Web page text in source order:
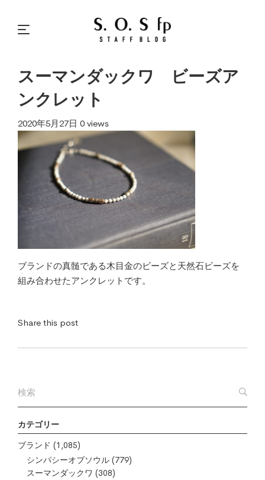
カテゴリー
ブランド (1,085)
シンパシーオブソウル (779)
スーマンダックワ (308)
スーマンダックワ ビーズア
ンクレット
2020年5月27日 0 views
ブランドの真髄である木目金のビーズと天然石ビーズを
組み合わせたアンクレットです。
Share this post